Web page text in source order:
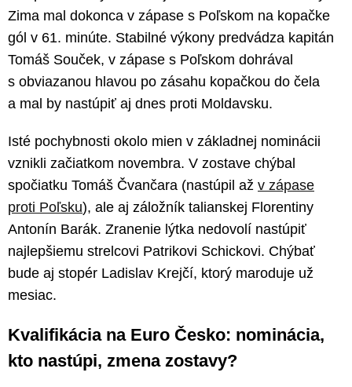
Zima mal dokonca v zápase s Poľskom na kopačke
gól v 61. minúte. Stabilné výkony predvádza kapitán
Tomáš Souček, v zápase s Poľskom dohrával
s obviazanou hlavou po zásahu kopačkou do čela
a mal by nastúpiť aj dnes proti Moldavsku.
Isté pochybnosti okolo mien v základnej nominácii
vznikli začiatkom novembra. V zostave chýbal
spočiatku Tomáš Čvančara (nastúpil až v zápase
proti Poľsku), ale aj záložník talianskej Florentiny
Antonín Barák. Zranenie lýtka nedovolí nastúpiť
najlepšiemu strelcovi Patrikovi Schickovi. Chýbať
bude aj stopér Ladislav Krejčí, ktorý maroduje už
mesiac.
Kvalifikácia na Euro Česko: nominácia,
kto nastúpi, zmena zostavy?